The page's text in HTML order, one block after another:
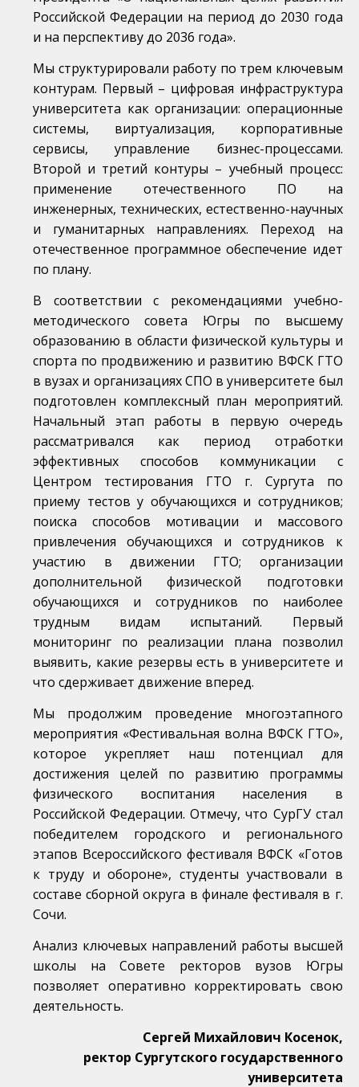
Российской Федерации на период до 2030 года
и на перспективу до 2036 года».
Мы структурировали работу по трем ключевым
контурам. Первый – цифровая инфраструктура
университета как организации: операционные
системы, виртуализация, корпоративные
сервисы, управление бизнес-процессами.
Второй и третий контуры – учебный процесс:
применение отечественного ПО на
инженерных, технических, естественно-научных
и гуманитарных направлениях. Переход на
отечественное программное обеспечение идет
по плану.
В соответствии с рекомендациями учебно-
методического совета Югры по высшему
образованию в области физической культуры и
спорта по продвижению и развитию ВФСК ГТО
в вузах и организациях СПО в университете был
подготовлен комплексный план мероприятий.
Начальный этап работы в первую очередь
рассматривался как период отработки
эффективных способов коммуникации с
Центром тестирования ГТО г. Сургута по
приему тестов у обучающихся и сотрудников;
поиска способов мотивации и массового
привлечения обучающихся и сотрудников к
участию в движении ГТО; организации
дополнительной физической подготовки
обучающихся и сотрудников по наиболее
трудным видам испытаний. Первый
мониторинг по реализации плана позволил
выявить, какие резервы есть в университете и
что сдерживает движение вперед.
Мы продолжим проведение многоэтапного
мероприятия «Фестивальная волна ВФСК ГТО»,
которое укрепляет наш потенциал для
достижения целей по развитию программы
физического воспитания населения в
Российской Федерации. Отмечу, что СурГУ стал
победителем городского и регионального
этапов Всероссийского фестиваля ВФСК «Готов
к труду и обороне», студенты участвовали в
составе сборной округа в финале фестиваля в г.
Сочи.
Анализ ключевых направлений работы высшей
школы на Совете ректоров вузов Югры
позволяет оперативно корректировать свою
деятельность.
Сергей Михайлович Косенок,
ректор Сургутского государственного
университета